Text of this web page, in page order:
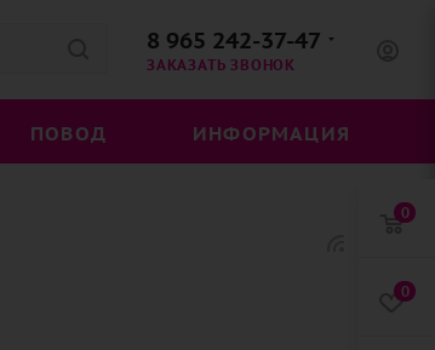
8 965 242-37-47
ЗАКАЗАТЬ ЗВОНОК
ПОВОД ИНФОРМАЦИЯ
0
0